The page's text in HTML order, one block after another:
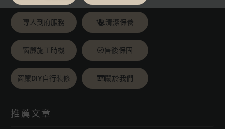
專人到府服務 清潔保養
窗簾施工時機 售後保固
窗簾DIY自行裝修 關於我們
推薦文章